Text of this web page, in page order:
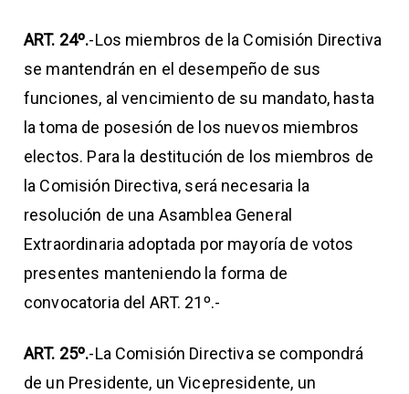
ART. 24º.-Los miembros de la Comisión Directiva
se mantendrán en el desempeño de sus
funciones, al vencimiento de su mandato, hasta
la toma de posesión de los nuevos miembros
electos. Para la destitución de los miembros de
la Comisión Directiva, será necesaria la
resolución de una Asamblea General
Extraordinaria adoptada por mayoría de votos
presentes manteniendo la forma de
convocatoria del ART. 21º.-
ART. 25º.-La Comisión Directiva se compondrá
de un Presidente, un Vicepresidente, un